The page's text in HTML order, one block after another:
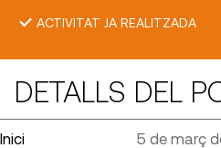
ACTIVITAT JA REALITZADA
DETALLS DEL
Inici 5 de març